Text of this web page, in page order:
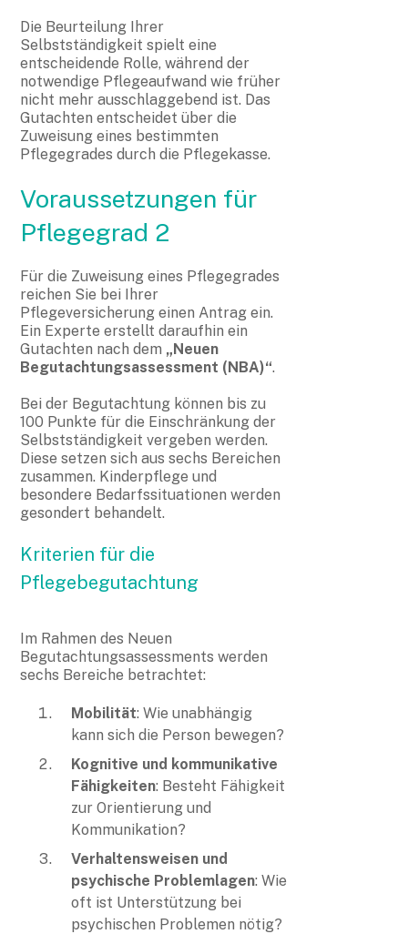
Die Beurteilung Ihrer
Selbstständigkeit spielt eine
entscheidende Rolle, während der
notwendige Pflegeaufwand wie früher
nicht mehr ausschlaggebend ist. Das
Gutachten entscheidet über die
Zuweisung eines bestimmten
Pflegegrades durch die Pflegekasse.
Voraussetzungen für
Pflegegrad 2
Für die Zuweisung eines Pflegegrades
reichen Sie bei Ihrer
Pflegeversicherung einen Antrag ein.
Ein Experte erstellt daraufhin ein
Gutachten nach dem „Neuen
Begutachtungsassessment (NBA)“.
Bei der Begutachtung können bis zu
100 Punkte für die Einschränkung der
Selbstständigkeit vergeben werden.
Diese setzen sich aus sechs Bereichen
zusammen. Kinderpflege und
besondere Bedarfssituationen werden
gesondert behandelt.
Kriterien für die
Pflegebegutachtung
Im Rahmen des Neuen
Begutachtungsassessments werden
sechs Bereiche betrachtet:
Mobilität: Wie unabhängig
kann sich die Person bewegen?
Kognitive und kommunikative
Fähigkeiten: Besteht Fähigkeit
zur Orientierung und
Kommunikation?
Verhaltensweisen und
psychische Problemlagen: Wie
oft ist Unterstützung bei
psychischen Problemen nötig?